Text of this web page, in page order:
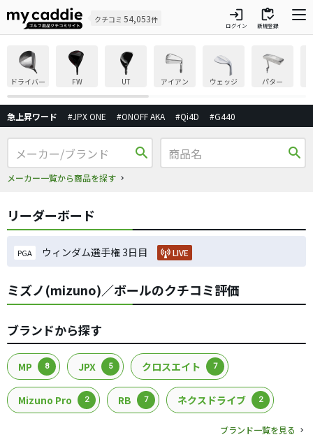
クチコミ 54,053件 login
ログイン
inventory
新規登録
ドライバー FW UT アイアン ウェッジ パター
急上昇ワード #JPX ONE #ONOFF AKA #Qi4D #G440
search
メーカー一覧から商品を探す
search
リーダーボード
PGA ウィンダム選手権 3日目 LIVE
ミズノ(mizuno)／ボールのクチコミ評価
ブランドから探す
MP 8 JPX 5 クロスエイト 7
Mizuno Pro 2 RB 7 ネクスドライブ 2
ブランド一覧を見る